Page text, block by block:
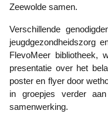
Zeewolde samen.
Verschillende genodigden uit o.a. de kinderopvang, scholen,
jeugdgezondheidszorg
FlevoMeer bibliotheek,
presentatie over het
poster en flyer door
in groepjes verder
samenwerking.